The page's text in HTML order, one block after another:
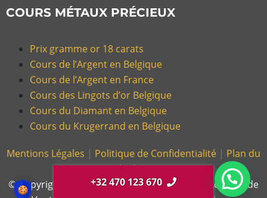
+32 470 123 670
COURS MÉTAUX PRÉCIEUX
Prix gramme or 18 carats
Cours de l’Argent en Belgique
Cours de l’Argent en France
Cours des Lingots d’or Belgique
Cours du Diamant en Belgique
Cours du Krugerrand en Belgique
Mentions Légales | Politique de Confidentialité | Plan du
Site |Glossaire
© Copyright 2026, Gold Or Cash – Magasin d’Achat et de